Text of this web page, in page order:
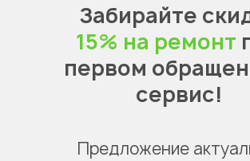
Забирайте
15% на ремонт
первом
сервис!
Предложение